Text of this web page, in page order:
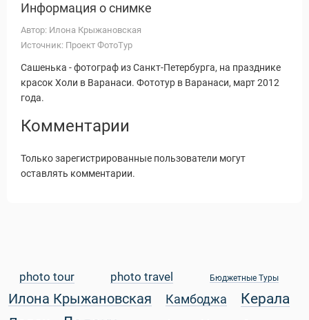
Информация о снимке
Автор: Илона Крыжановская
Источник: Проект ФотоТур
Сашенька - фотограф из Санкт-Петербурга, на празднике
красок Холи в Варанаси. Фототур в Варанаси, март 2012
года.
Комментарии
Только зарегистрированные пользователи могут
оставлять комментарии.
photo tour photo travel Бюджетные Туры
Илона Крыжановская Камбоджа
Керала